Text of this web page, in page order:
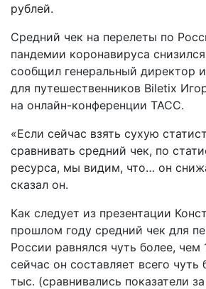
рублей.
Средний чек на перелеты по
пандемии коронавируса
сообщил генеральный директор
для путешественников Biletix
на онлайн-конференции ТАСС.
«Если сейчас взять сухую
сравнивать средний чек, по
ресурса, мы видим, что… он
сказал он.
Как следует из презентации
прошлом году средний чек для
России равнялся чуть более, чем
сейчас он составляет всего чуть
тыс. (сравнивались показатели